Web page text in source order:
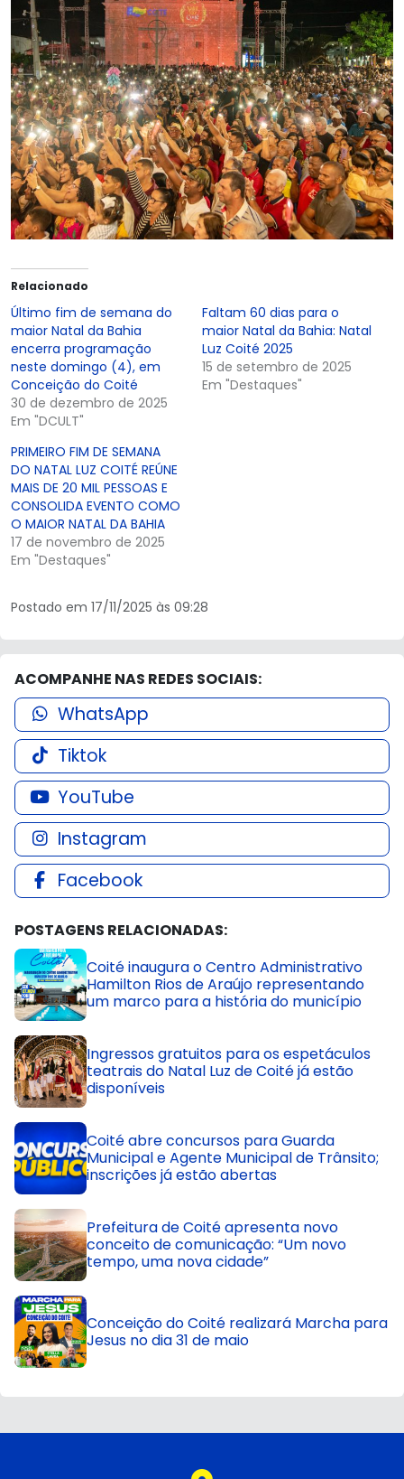
Relacionado
Último fim de semana do
maior Natal da Bahia
encerra programação
neste domingo (4), em
Conceição do Coité
30 de dezembro de 2025
Em "DCULT"
Faltam 60 dias para o
maior Natal da Bahia: Natal
Luz Coité 2025
15 de setembro de 2025
Em "Destaques"
PRIMEIRO FIM DE SEMANA
DO NATAL LUZ COITÉ REÚNE
MAIS DE 20 MIL PESSOAS E
CONSOLIDA EVENTO COMO
O MAIOR NATAL DA BAHIA
17 de novembro de 2025
Em "Destaques"
Postado em 17/11/2025 às 09:28
ACOMPANHE NAS REDES SOCIAIS:
WhatsApp
Tiktok
YouTube
Instagram
Facebook
POSTAGENS RELACIONADAS:
Coité inaugura o Centro Administrativo
Hamilton Rios de Araújo representando
um marco para a história do município
Ingressos gratuitos para os espetáculos
teatrais do Natal Luz de Coité já estão
disponíveis
Coité abre concursos para Guarda
Municipal e Agente Municipal de Trânsito;
inscrições já estão abertas
Prefeitura de Coité apresenta novo
conceito de comunicação: “Um novo
tempo, uma nova cidade”
Conceição do Coité realizará Marcha para
Jesus no dia 31 de maio